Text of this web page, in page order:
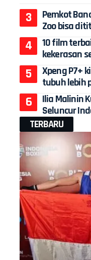
Pemkot
Zoo bisa
10 film
kekerasan
Xpeng P7+
tubuh lebih
Ilia Malinin
Seluncur
TERBARU